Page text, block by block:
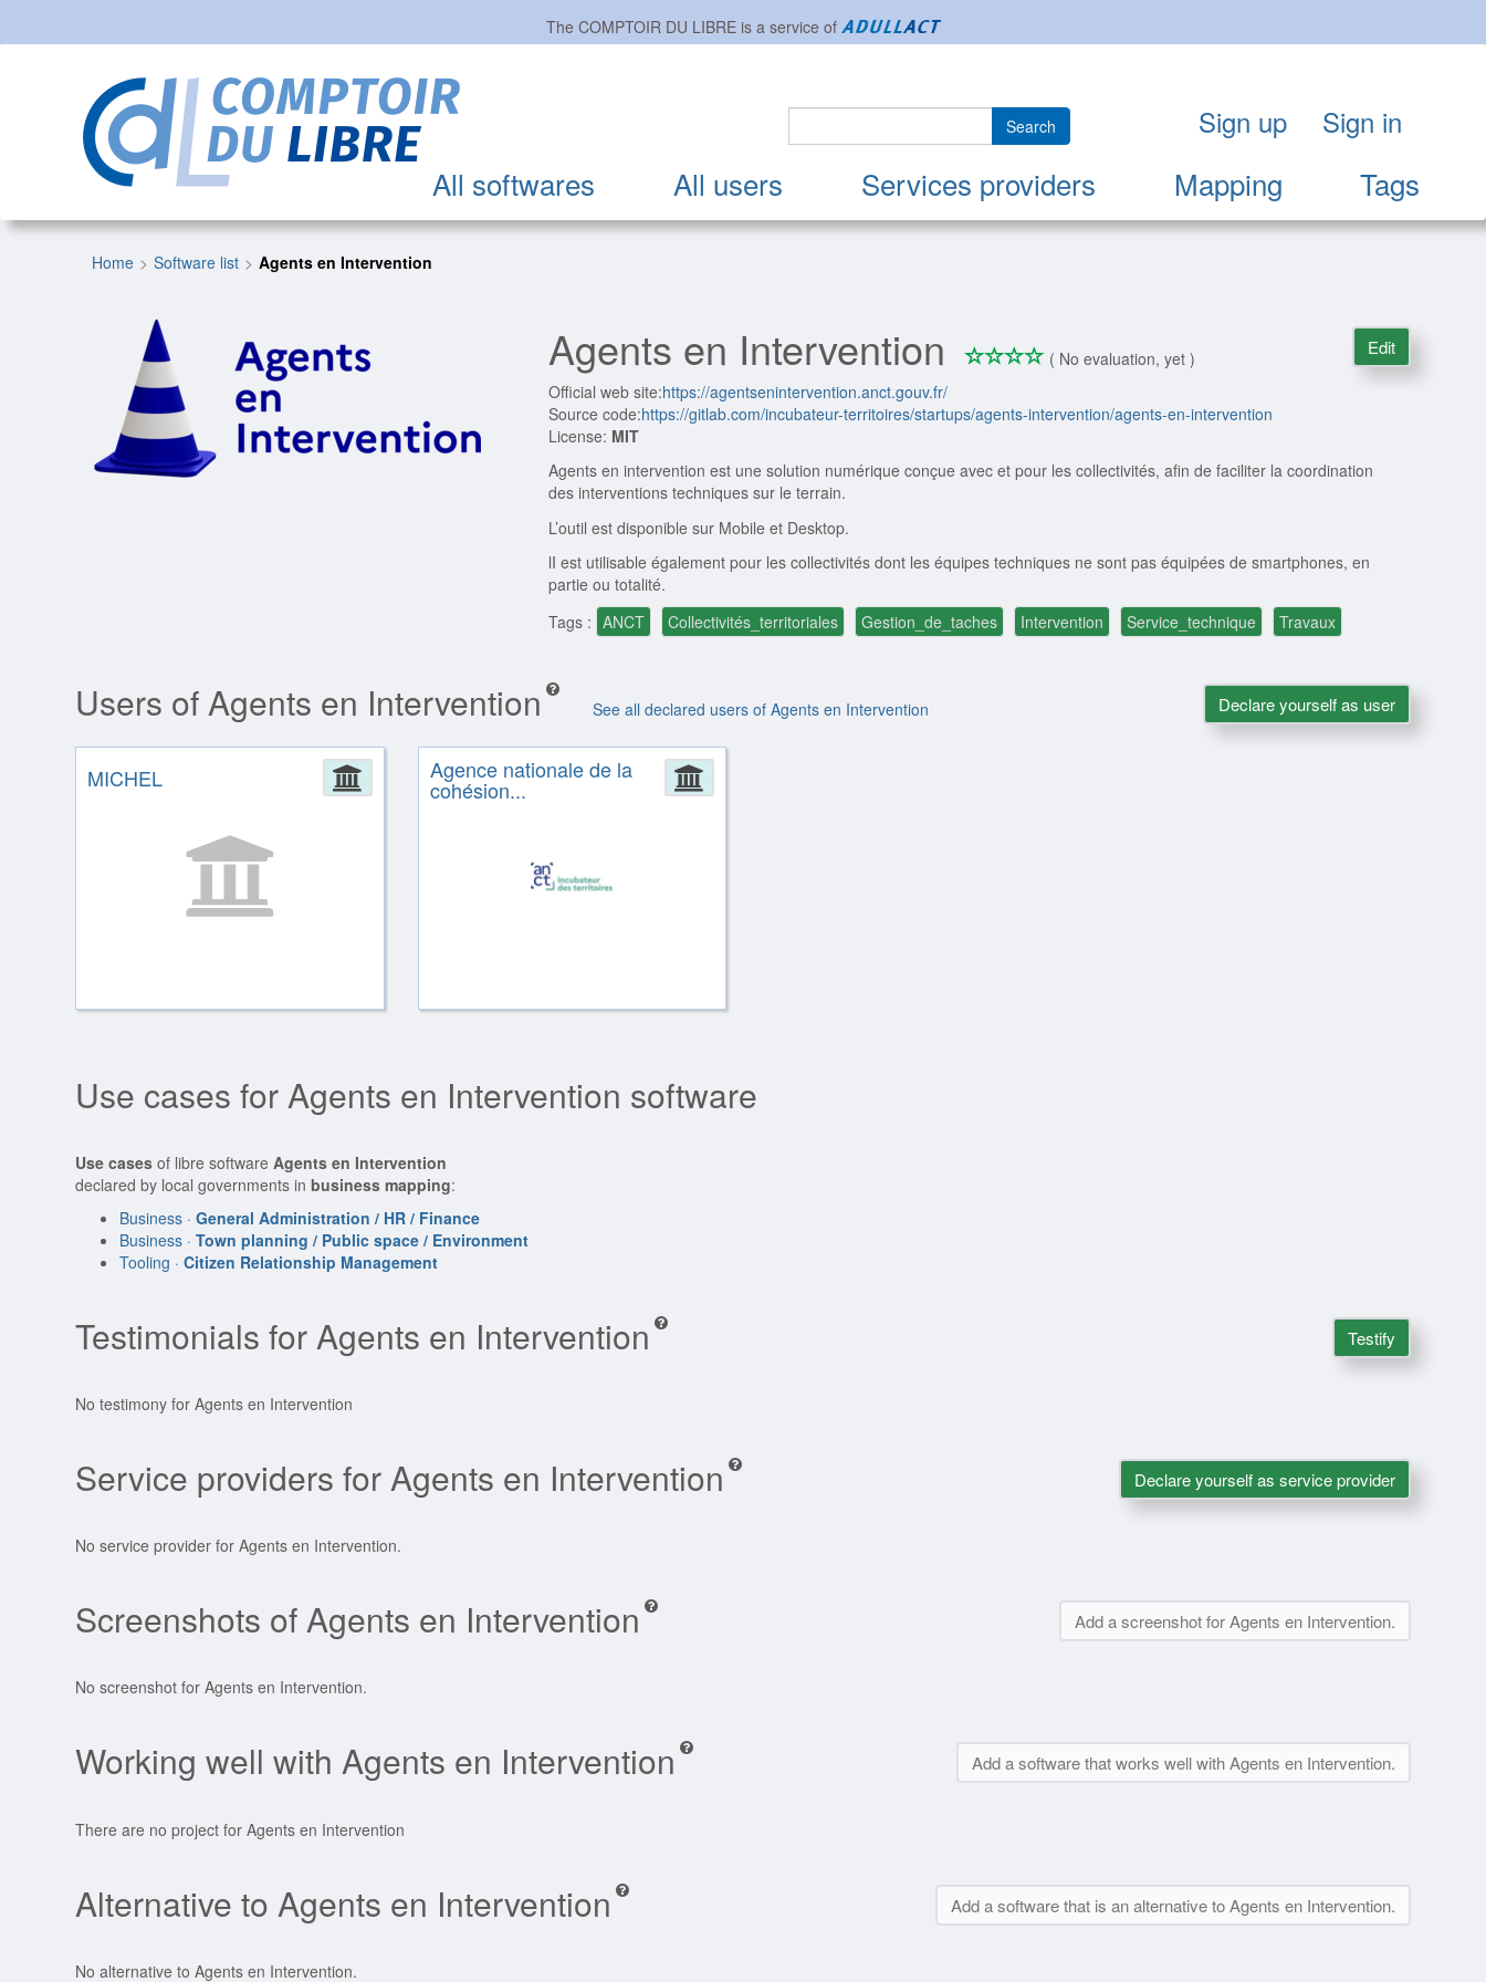
The COMPTOIR DU LIBREis a service of
All softwares All users Services providers Mapping Tags
Search Sign up Sign in
Home Software list Agents en Intervention
Agents en Intervention ****
0/4
( No evaluation, yet )
Official web site:https://agentsenintervention.anct.gouv.fr/
Source code:https://gitlab.com/incubateur-territoires/startups/agents-intervention/agents-en-intervention
License: MIT
Agents en intervention est une solution numérique conçue avec et pour les collectivités, afin de faciliter la coordination
des interventions techniques sur le terrain.
L’outil est disponible sur Mobile et Desktop.
lI est utilisable également pour les collectivités dont les équipes techniques ne sont pas équipées de smartphones, en
partie ou totalité.
Tags : ANCT Collectivités_territoriales Gestion_de_taches Intervention Service_technique Travaux
Edit
Users of Agents en Intervention See all declared users of Agents en Intervention Declare yourself as user
Administration
MICHEL Administration
Agence nationale de la
cohésion...
Use cases for Agents en Intervention software
Use cases of libre software Agents en Intervention
declared by local governments inbusiness mapping:
Business ·General Administration / HR / Finance
Business ·Town planning / Public space / Environment
Tooling ·Citizen Relationship Management
Testimonials for Agents en Intervention Testify
No testimony for Agents en Intervention
Service providers for Agents en Intervention Declare yourself as service provider
No service provider for Agents en Intervention.
Screenshots of Agents en Intervention Add a screenshot for Agents en Intervention.
No screenshot for Agents en Intervention.
Working well with Agents en Intervention Add a software that works well with Agents en Intervention.
There are no project for Agents en Intervention
Alternative to Agents en Intervention Add a software that is an alternative to Agents en Intervention.
No alternative to Agents en Intervention.